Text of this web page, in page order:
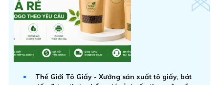
Thế Giới Tô Giấy - Xưởng sản xuất tô giấy, bát